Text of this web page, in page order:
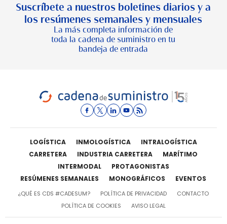
Suscríbete a nuestros boletines diarios y a
los resúmenes semanales y mensuales
La más completa información de
toda la cadena de suministro en tu
bandeja de entrada
LOGÍSTICA INMOLOGÍSTICA
INTRALOGÍSTICA
CARRETERA
INDUSTRIA CARRETERA
MARÍTIMO
INTERMODAL
PROTAGONISTAS
RESÚMENES SEMANALES
MONOGRÁFICOS EVENTOS
¿QUÉ ES CDS #CADESUM? POLÍTICA DE PRIVACIDAD
CONTACTO
POLÍTICA DE COOKIES
AVISO LEGAL